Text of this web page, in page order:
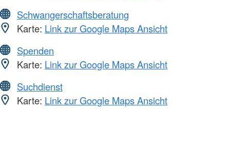
Schwangerschaftsberatung
Karte: Link zur Google Maps Ansicht
Spenden
Karte: Link zur Google Maps Ansicht
Suchdienst
Karte: Link zur Google Maps Ansicht